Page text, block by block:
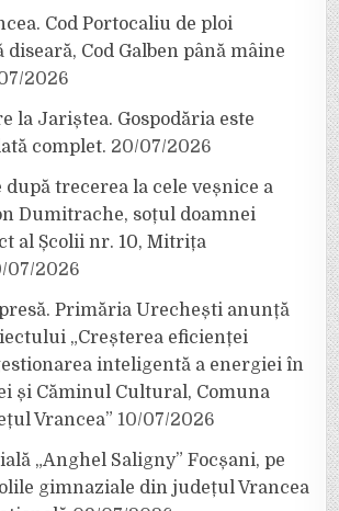
Cod Portocaliu de ploi
Cod Galben până mâine
2026
la Jariștea. Gospodăria este
complet. 20/07/2026
după trecerea la cele veșnice a
Dumitrache, soțul doamnei
al Școlii nr. 10, Mitrița
07/2026
Primăria Urechești anunță
„Creșterea eficienței
inteligentă a energiei în
și Căminul Cultural, Comuna
Vrancea” 10/07/2026
„Anghel Saligny” Focșani, pe
gimnaziale din județul Vrancea